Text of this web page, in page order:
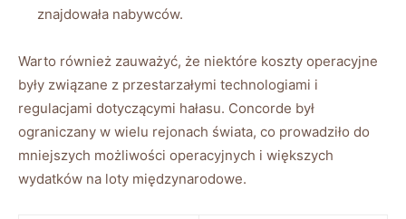
znajdowała nabywców.
Warto również zauważyć,⁤ że ⁤niektóre​ koszty operacyjne
były związane z przestarzałymi technologiami i
regulacjami ‍dotyczącymi hałasu. ​Concorde⁢ był
ograniczany w wielu⁢ rejonach​ świata, co prowadziło do
mniejszych możliwości operacyjnych i większych
wydatków na loty międzynarodowe.